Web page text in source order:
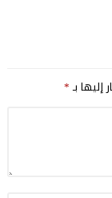
إليها بـ*